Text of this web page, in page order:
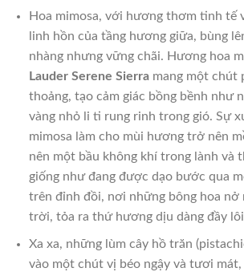
Hoa mimosa, với hương thơm tinh tế
linh hồn của tầng hương giữa, bùng
nhàng nhưng vững chãi. Hương hoa
Lauder Serene Sierramang một chút
thoảng, tạo cảm giác bồng bềnh như
vàng nhỏ li ti rung rinh trong gió. Sự
mimosa làm cho mùi hương trở nên
nên một bầu không khí trong lành và
giống như đang được dạo bước qua
trên đỉnh đồi, nơi những bông hoa nở
trời, tỏa ra thứ hương dịu dàng đầy
Xa xa, những lùm cây hồ trăn
vào một chút vị béo ngậy và tươi mát,